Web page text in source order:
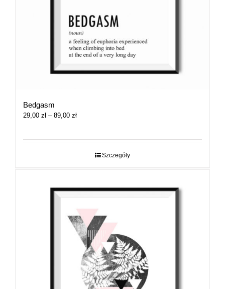
Bedgasm
29,00 zł – 89,00 złZakres
29,00 zł
Szczegóły